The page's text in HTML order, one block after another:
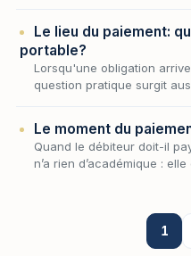
d…
Le lieu du paiement:
portable?
Lorsqu'une obligation
question pratique surgit
créanci…
Le moment du
Quand le débiteur doit-il
n’a rien d’académique :
1